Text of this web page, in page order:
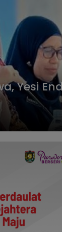
Yesi